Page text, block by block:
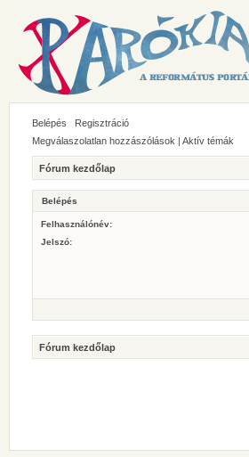
Belépés
Regisztráció
Megválaszolatlan hozzászólások | Aktív témák
Fórum kezdőlap
Belépés
Felhasználónév:
Jelszó:
Fórum kezdőlap